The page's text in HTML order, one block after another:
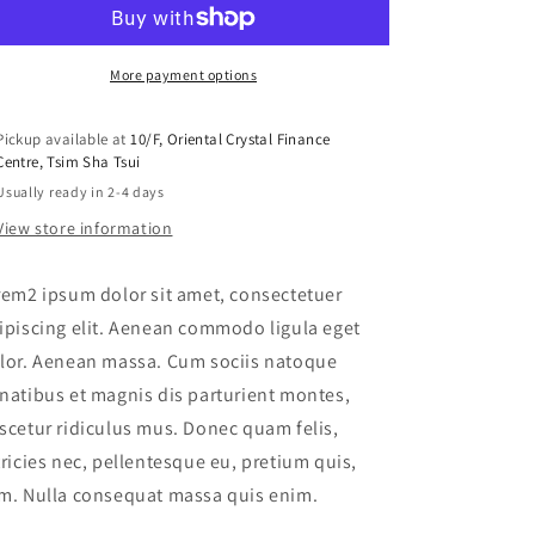
More payment options
available at10/F, Oriental Crystal Finance
Tsim Sha Tsui
ready in 2-4 days
store information
ipsum dolor sit amet, consectetuer
elit. Aenean commodo ligula eget
Aenean massa. Cum sociis natoque
et magnis dis parturient montes,
ridiculus mus. Donec quam felis,
nec, pellentesque eu, pretium quis,
Nulla consequat massa quis enim.